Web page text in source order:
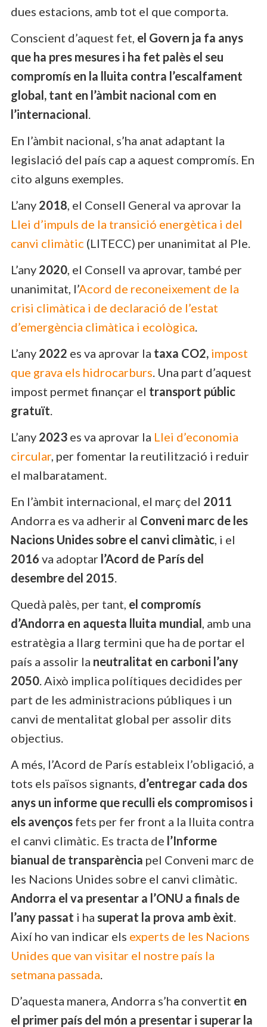
dues estacions, amb tot el que comporta.
Conscient d’aquest fet, el Govern ja fa anys
que ha pres mesures i ha fet palès el seu
compromís en la lluita contra l’escalfament
global, tant en l’àmbit nacional com en
l’internacional.
En l’àmbit nacional, s’ha anat adaptant la
legislació del país cap a aquest compromís. En
cito alguns exemples.
L’any 2018, el Consell General va aprovar la
Llei d’impuls de la transició energètica i del
canvi climàtic (LITECC) per unanimitat al Ple.
L’any 2020, el Consell va aprovar, també per
unanimitat, l’Acord de reconeixement de la
crisi climàtica i de declaració de l’estat
d’emergència climàtica i ecològica.
L’any 2022 es va aprovar la taxa CO2, impost
que grava els hidrocarburs. Una part d’aquest
impost permet finançar el transport públic
gratuït.
L’any 2023 es va aprovar la Llei d’economia
circular, per fomentar la reutilització i reduir
el malbaratament.
En l’àmbit internacional, el març del 2011
Andorra es va adherir al Conveni marc de les
Nacions Unides sobre el canvi climàtic, i el
2016 va adoptar l’Acord de París del
desembre del 2015.
Quedà palès, per tant, el compromís
d’Andorra en aquesta lluita mundial, amb una
estratègia a llarg termini que ha de portar el
país a assolir la neutralitat en carboni l’any
2050. Això implica polítiques decidides per
part de les administracions públiques i un
canvi de mentalitat global per assolir dits
objectius.
A més, l’Acord de París estableix l’obligació, a
tots els països signants, d’entregar cada dos
anys un informe que reculli els compromisos i
els avenços fets per fer front a la lluita contra
el canvi climàtic. Es tracta de l’Informe
bianual de transparència pel Conveni marc de
les Nacions Unides sobre el canvi climàtic.
Andorra el va presentar a l’ONU a finals de
l’any passat i ha superat la prova amb èxit.
Així ho van indicar els experts de les Nacions
Unides que van visitar el nostre país la
setmana passada.
D’aquesta manera, Andorra s’ha convertit en
el primer país del món a presentar i superar la